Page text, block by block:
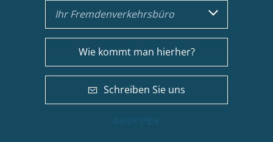
Ihr Fremdenverkehrsbüro
Wie kommt man hierher?
Schreiben Sie uns